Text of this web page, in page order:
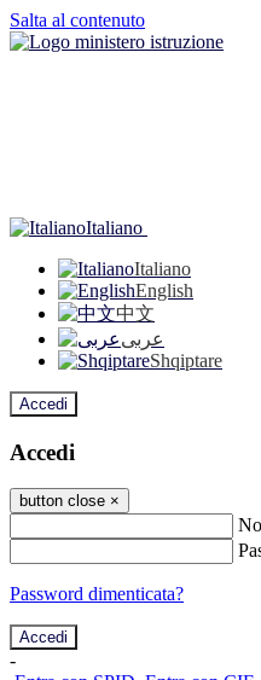
Salta al contenuto
Italiano
Italiano
English
中文
عربى
Shqiptare
Accedi
Accedi
button close ×
Password dimenticata?
-